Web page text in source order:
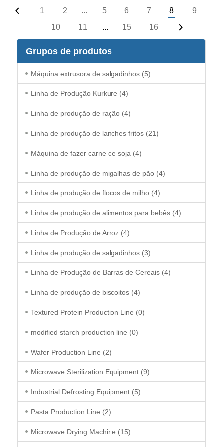
1 2 ... 5 6 7 8
9
10
11 ... 15 16
Grupos de produtos
Máquina extrusora de salgadinhos (5)
Linha de Produção Kurkure (4)
Linha de produção de ração (4)
Linha de produção de lanches fritos (21)
Máquina de fazer carne de soja (4)
Linha de produção de migalhas de pão (4)
Linha de produção de flocos de milho (4)
Linha de produção de alimentos para bebês (4)
Linha de Produção de Arroz (4)
Linha de produção de salgadinhos (3)
Linha de Produção de Barras de Cereais (4)
Linha de produção de biscoitos (4)
Textured Protein Production Line (0)
modified starch production line (0)
Wafer Production Line (2)
Microwave Sterilization Equipment (9)
Industrial Defrosting Equipment (5)
Pasta Production Line (2)
Microwave Drying Machine (15)